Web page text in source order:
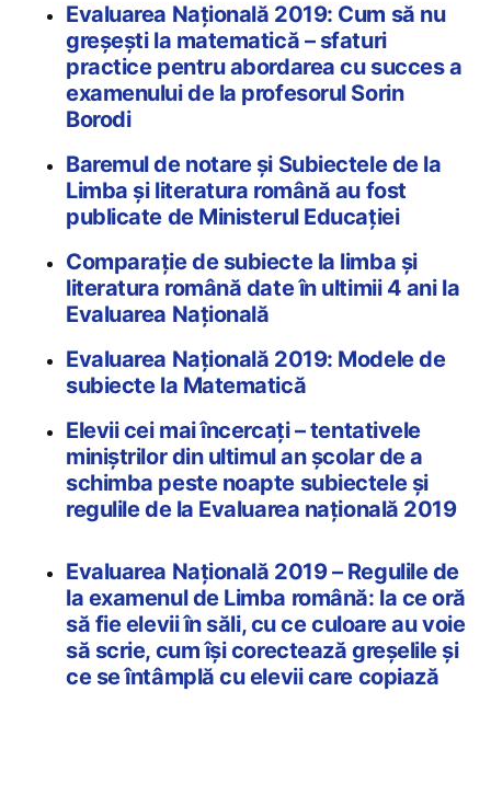
Evaluarea Națională 2019: Cum să nu
greșești la matematică – sfaturi
practice pentru abordarea cu succes a
examenului de la profesorul Sorin
Borodi
Baremul de notare și Subiectele de la
Limba și literatura română au fost
publicate de Ministerul Educației
Comparație de subiecte la limba și
literatura română date în ultimii 4 ani la
Evaluarea Națională
Evaluarea Națională 2019: Modele de
subiecte la Matematică
Elevii cei mai încercați – tentativele
miniștrilor din ultimul an școlar de a
schimba peste noapte subiectele și
regulile de la Evaluarea națională 2019
Evaluarea Națională 2019 – Regulile de
la examenul de Limba română: la ce oră
să fie elevii în săli, cu ce culoare au voie
să scrie, cum își corectează greșelile și
ce se întâmplă cu elevii care copiază